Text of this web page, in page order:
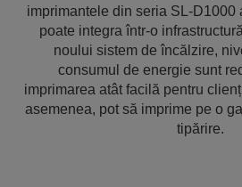
imprimantele din seria SL-D1000
poate integra într-o
noului sistem de încălzire,
consumul de energie sunt
imprimarea atât facilă pentru
asemenea, pot să imprime pe o
tipărire.